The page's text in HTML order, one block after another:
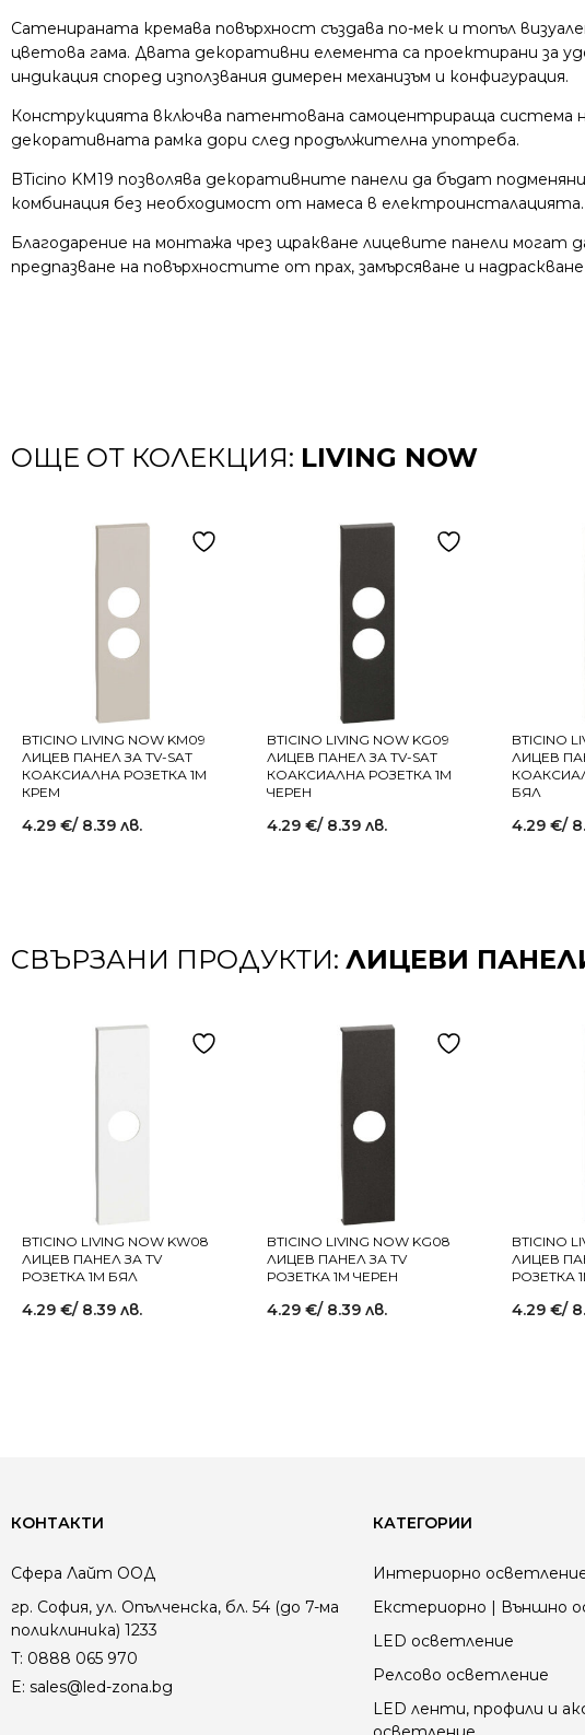
Сатенираната кремава повърхност създава по-мек и топъл
цветова гама. Двата декоративни елемента са проектирани за
индикация според използвания димерен механизъм и конфигурация.
Конструкцията включва патентована самоцентрираща система
декоративната рамка дори след продължителна употреба.
BTicino KM19 позволява декоративните панели да бъдат
комбинация без необходимост от намеса в електроинсталацията.
Благодарение на монтажа чрез щракване лицевите панели
предпазване на повърхностите от прах, замърсяване и
ОЩЕ ОТ КОЛЕКЦИЯ: LIVING NOW
BTICINO LIVING NOW KM09
ЛИЦЕВ ПАНЕЛ ЗА TV-SAT
КОАКСИАЛНА РОЗЕТКА 1M
КРЕМ
4.29 €/ 8.39 лв.
BTICINO LIVING NOW KG09
ЛИЦЕВ ПАНЕЛ ЗА TV-SAT
КОАКСИАЛНА РОЗЕТКА 1M
ЧЕРЕН
4.29 €/ 8.39 лв.
BTICINO
ЛИЦЕВ
БЯЛ
4.29 €/
СВЪРЗАНИ ПРОДУКТИ: ЛИЦЕВИ
BTICINO LIVING NOW KW08
ЛИЦЕВ ПАНЕЛ ЗА TV
РОЗЕТКА 1M БЯЛ
4.29 €/ 8.39 лв.
BTICINO LIVING NOW KG08
ЛИЦЕВ ПАНЕЛ ЗА TV
РОЗЕТКА 1M ЧЕРЕН
4.29 €/ 8.39 лв.
BTICINO
ЛИЦЕВ
РОЗЕТКА
4.29 €/
КОНТАКТИ
Сфера Лайт ООД
гр. София, ул. Опълченска, бл. 54 (до 7-ма
поликлиника) 1233
T: 0888 065 970
E: sales@led-zona.bg
КАТЕГОРИИ
Интериорно
Екстериорно | Външно
LED осветление
Релсово осветление
LED ленти, профили и